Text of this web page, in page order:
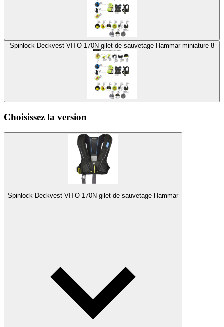
Spinlock Deckvest VITO 170N gilet de sauvetage Hammar miniature 8
Choisissez la version
Spinlock Deckvest VITO 170N gilet de sauvetage Hammar